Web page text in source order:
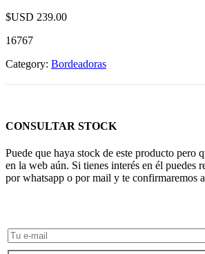
$USD 239.00
16767
Category: Bordeadoras
CONSULTAR STOCK
Puede que haya stock de este producto pero
en la web aún. Si tienes interés en él puedes
por whatsapp o por mail y te confirmaremos